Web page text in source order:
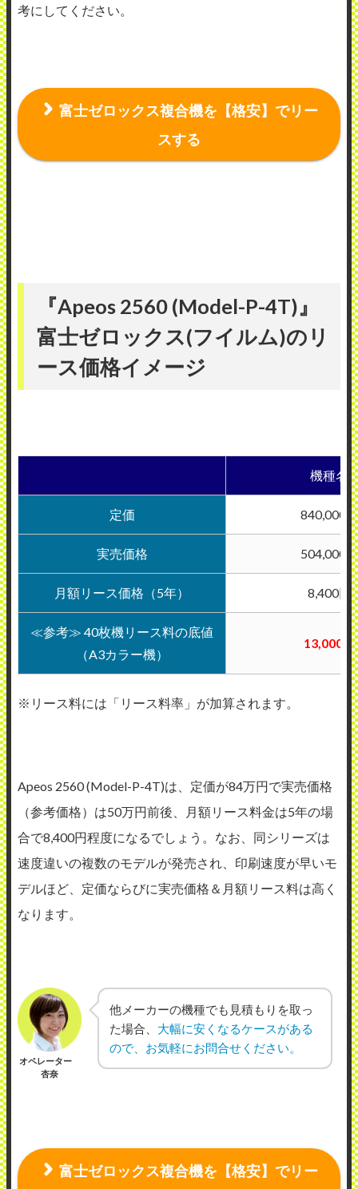
考にしてください。
富士ゼロックス複合機を【格安】でリー
スする
『Apeos 2560 (Model-P-4T)』
富士ゼロックス(フイルム)のリ
ース価格イメージ
機種名
定価 840,000円
実売価格 504,000円
月額リース価格（5年） 8,400円
≪参考≫ 40枚機リース料の底値
（A3カラー機）
13,000円
※リース料には「リース料率」が加算されます。
Apeos 2560 (Model-P-4T)は、定価が84万円で実売価格
（参考価格）は50万円前後、月額リース料金は5年の場
合で8,400円程度になるでしょう。なお、同シリーズは
速度違いの複数のモデルが発売され、印刷速度が早いモ
デルほど、定価ならびに実売価格＆月額リース料は高く
なります。
オペレーター
杏奈
他メーカーの機種でも見積もりを取っ
た場合、 大幅に安くなるケースがある
ので、お気軽にお問合せください。
富士ゼロックス複合機を【格安】でリー